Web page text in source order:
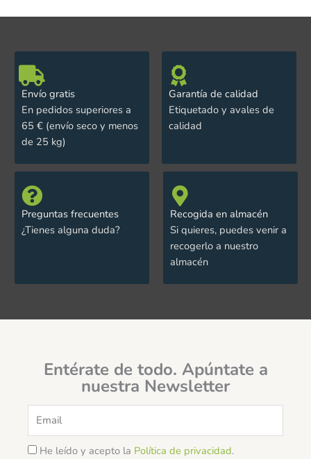
Envío gratis
En pedidos superiores a
65 € (envío seco y menos
de 25 kg)
Garantía de calidad
Etiquetado y avales de
calidad
Preguntas frecuentes
¿Tienes alguna duda?
Recogida en almacén
Si quieres, puedes venir a
recogerlo a nuestro
almacén
Entérate de todo. Apúntate a
nuestra Newsletter
He leído y acepto la Política de privacidad.